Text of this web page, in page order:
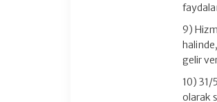
9)
gelir
10)
olarak